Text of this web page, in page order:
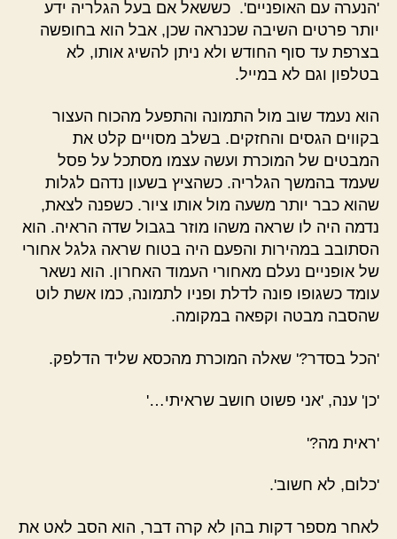
'הנערה עם האופניים'. כששאל אם בעל הגלריה ידע
יותר פרטים השיבה שכנראה שכן, אבל הוא בחופשה
בצרפת עד סוף החודש ולא ניתן להשיג אותו, לא
בטלפון וגם לא במייל.
הוא נעמד שוב מול התמונה והתפעל מהכוח העצור
בקווים הגסים והחזקים. בשלב מסויים קלט את
המבטים של המוכרת ועשה עצמו מסתכל על פסל
שעמד בהמשך הגלריה. כשהציץ בשעון נדהם לגלות
שהוא כבר יותר משעה מול אותו ציור. כשפנה לצאת,
נדמה היה לו שראה משהו מוזר בגבול שדה הראיה. הוא
הסתובב במהירות והפעם היה בטוח שראה גלגל אחורי
של אופניים נעלם מאחורי העמוד האחרון. הוא נשאר
עומד כשגופו פונה לדלת ופניו לתמונה, כמו אשת לוט
שהסבה מבטה וקפאה במקומה.
'הכל בסדר?' שאלה המוכרת מהכסא שליד הדלפק.
'כן' ענה, 'אני פשוט חושב שראיתי…'
'ראית מה?'
'כלום, לא חשוב'.
לאחר מספר דקות בהן לא קרה דבר, הוא הסב לאט את